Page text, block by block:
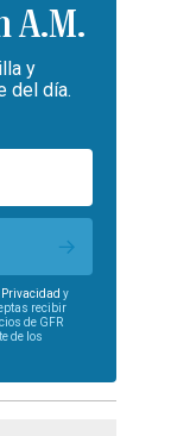
A.M.
y
del día.
Privacidad y
recibir
de GFR
de los